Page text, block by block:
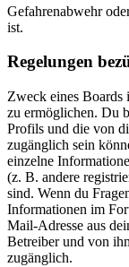
Gefahrenabwehr
ist.
Regelungen
Zweck eines Boards
zu ermöglichen. Du
Profils und die von
zugänglich sein
einzelne
(z. B. andere
sind. Wenn du
Informationen im
Mail-Adresse aus
Betreiber und von
zugänglich.